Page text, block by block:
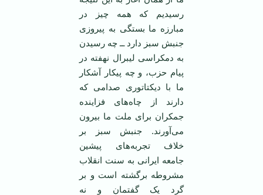
رسیدیم که همه چیز در
مبارزه ما بستگی به پیروزی
جنبش سبز دارد ــ چه رسیدن
به دمکراسی لیبرال نهفته در
پیام حزب، و چه پیکار آشکار
ما با دیکتاتوری صدامی ‌که
دارند از چاه‌های فزاینده
جمکران برای ملت ما بیرون
می‌آورند. جنبش سبز بر
خلاف تجربه‌های پیشین
جامعه ایرانی به سنت انقلاب
مشروطه برگشته است و بر
گرد یک گفتمان و نه